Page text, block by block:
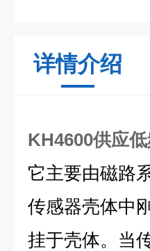
详情介绍
KH4600供应
它主要由磁路
传感器壳体中
挂于壳体。当